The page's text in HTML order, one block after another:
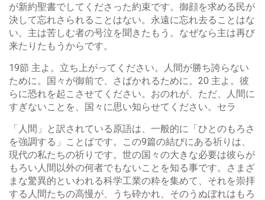
が新約聖書でしてくださった約束です。御顔を求める民が
決して忘れさられることはない。永遠に忘れ去ることはな
い。主は苦しむ者の号泣を聞きたもう。なぜなら主は再び
来たりたもうからです。
19節 主よ。立ち上がってください。人間が勝ち誇らない
ために。国々が御前で、さばかれるために。20 主よ。彼
らに恐れを起こさせてください。おのれが、ただ、人間に
すぎないことを、国々に思い知らせてください。セラ
「人間」と訳されている原語は、一般的に「ひとのもろさ
を強調する」ことばです。この9篇の結びにある祈りは、
現代の私たちの祈りです。世の国々の大きな必要は彼らが
もろい人間以外の何者でもないことを知る事です。さまざ
まな驚異的といわれる科学工業の粋を集めて、それを崇拝
する人間たちの高慢が、うち砕かれ、そのうぬぼれはもろ